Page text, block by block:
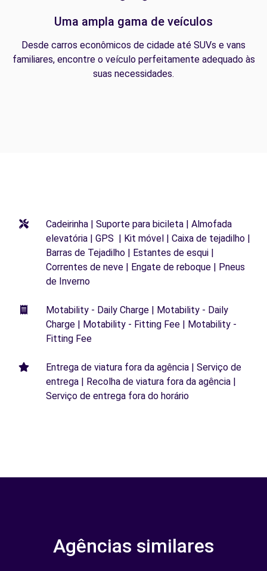
Uma ampla gama de veículos
Desde carros econômicos de cidade até SUVs e vans
familiares, encontre o veículo perfeitamente adequado às
suas necessidades.
Cadeirinha | Suporte para bicileta | Almofada
elevatória | GPS | Kit móvel | Caixa de tejadilho |
Barras de Tejadilho | Estantes de esqui |
Correntes de neve | Engate de reboque | Pneus
de Inverno
Motability - Daily Charge | Motability - Daily
Charge | Motability - Fitting Fee | Motability -
Fitting Fee
Entrega de viatura fora da agência | Serviço de
entrega | Recolha de viatura fora da agência |
Serviço de entrega fora do horário
Agências similares